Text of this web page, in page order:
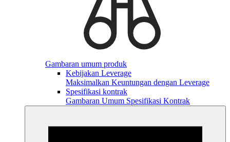
Gambaran umum produk
Kebijakan Leverage
Maksimalkan Keuntungan dengan Leverage
Spesifikasi kontrak
Gambaran Umum Spesifikasi Kontrak